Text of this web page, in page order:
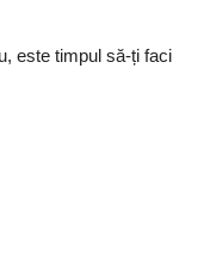
este timpul să-ți faci